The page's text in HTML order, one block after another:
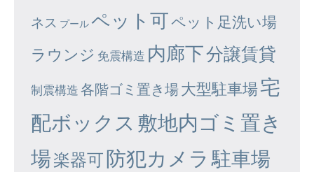
ネス プール ペット可ペット足洗い場
ラウンジ 免震構造 内廊下分譲賃貸
制震構造 各階ゴミ置き場大型駐車場宅
配ボックス 敷地内ゴミ置き
場楽器可防犯カメラ 駐車場